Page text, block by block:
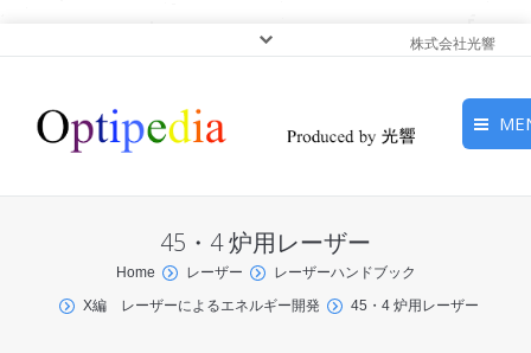
株式会社光響
ピックアップ
光基礎・光源
45・4 炉用レーザー
You are here:
Home レーザー
レーザーハンドブック
X編 レーザーによるエネルギー開発
45・4 炉用レーザー